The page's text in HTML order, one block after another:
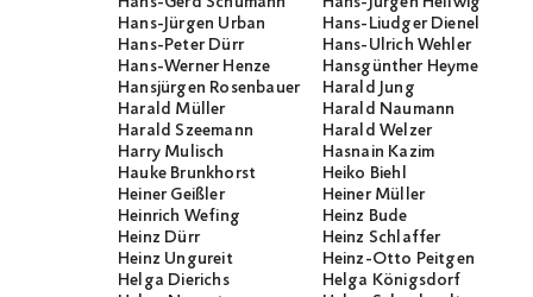
Hans-Jürgen Urban
Hans-Liudger Dienel
Hans-Peter Dürr
Hans-Ulrich Wehler
Hans-Werner Henze
Hansgünther Heyme
Hansjürgen Rosenbauer
Harald Jung
Harald Müller
Harald Naumann
Harald Szeemann
Harald Welzer
Harry Mulisch
Hasnain Kazim
Hauke Brunkhorst
Heiko Biehl
Heiner Geißler
Heiner Müller
Heinrich Wefing
Heinz Bude
Heinz Dürr
Heinz Schlaffer
Heinz Ungureit
Heinz-Otto Peitgen
Helga Dierichs
Helga Königsdorf